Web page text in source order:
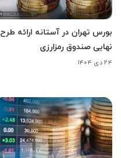
بورس تهران در آستانه ارائه طرح
نهایی صندوق رمزارزی
۲۴ دی ۱۴۰۴